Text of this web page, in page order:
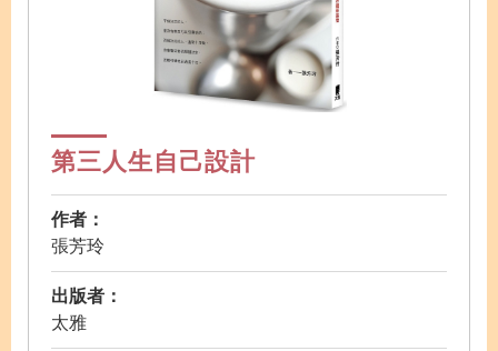
第三人生自己設計
作者：
張芳玲
出版者：
太雅